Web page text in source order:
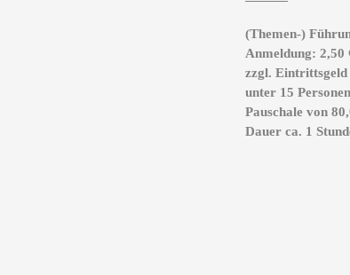
(Themen-)
Anmeldung: 2,50
zzgl. Eintrittsgeld
unter 15
Pauschale von
Dauer ca. 1